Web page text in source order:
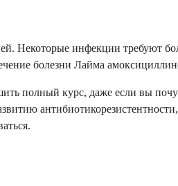
Некоторые инфекции требуют
болезни Лайма
полный курс, даже если вы